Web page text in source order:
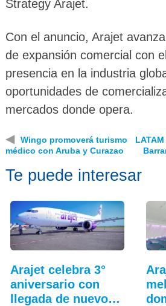
Strategy Arajet.
Con el anuncio, Arajet
de expansión comercial con
presencia en la industria
oportunidades de
mercados donde opera.
◀
Wingo promoverá turismo
médico con Aruba y Curazao
Te puede interesar
Arajet celebra 3°
aniversario con
llegada de nuevo